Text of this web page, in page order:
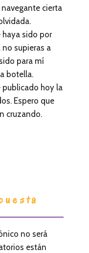
cierta
sido por
supieras a
para mí
botella.
publicado hoy la
Espero que
cruzando.
no será
están